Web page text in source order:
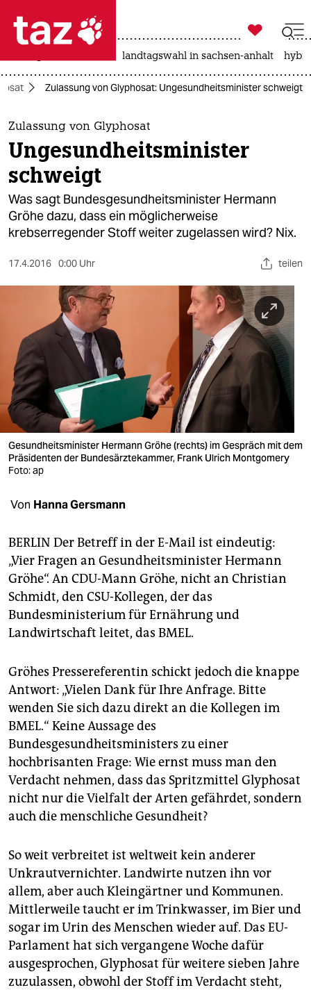
 taz zahl ich
taz zahl ich
themen
politik
öko
gesellschaft
sport
nord
wahrheit
verlag
verlag
veranstaltungen
unterstützen
abo
genossenschaft
epaper login

taz zahl ich
landtagswahl in sachsen-anhalt
Zulassung von Glyphosat: Ungesundheitsminister schweigt
Zulassung von Glyphosat
Ungesundheitsminister
schweigt
Was sagt Bundesgesundheitsminister Hermann
Gröhe dazu, dass ein möglicherweise
krebserregender Stoff weiter zugelassen wird? Nix.
17.4.2016 0:00 Uhr teilen
Gesundheitsminister Hermann Gröhe (rechts) im Gespräch mit dem
Präsidenten der Bundesärztekammer, Frank Ulrich Montgomery
Foto: ap
Von Hanna Gersmann
BERLIN Der Betreff in der E-Mail ist eindeutig:
„Vier Fragen an Gesundheitsminister Hermann
Gröhe“. An CDU-Mann Gröhe, nicht an Christian
Schmidt, den CSU-Kollegen, der das
Bundesministerium für Ernährung und
Landwirtschaft leitet, das BMEL.
Gröhes Pressereferentin schickt jedoch die knappe
Antwort: „Vielen Dank für Ihre Anfrage. Bitte
wenden Sie sich dazu direkt an die Kollegen im
BMEL.“ Keine Aussage des
Bundesgesundheitsministers zu einer
hochbrisanten Frage: Wie ernst muss man den
Verdacht nehmen, dass das Spritzmittel Glyphosat
nicht nur die Vielfalt der Arten gefährdet, sondern
auch die menschliche Gesundheit?
So weit verbreitet ist weltweit kein anderer
Unkrautvernichter. Landwirte nutzen ihn vor
allem, aber auch Kleingärtner und Kommunen.
Mittlerweile taucht er im Trinkwasser, im Bier und
sogar im Urin des Menschen wieder auf. Das EU-
Parlament hat sich vergangene Woche dafür
ausgesprochen, Glyphosat für weitere sieben Jahre
zuzulassen, obwohl der Stoff im Verdacht steht,